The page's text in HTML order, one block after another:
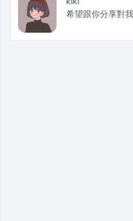
希望跟你分享對